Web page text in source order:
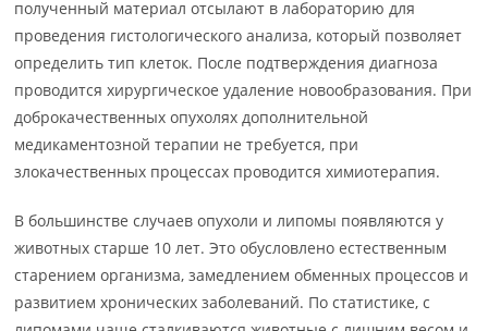
полученный материал отсылают в лабораторию для
проведения гистологического анализа, который позволяет
определить тип клеток. После подтверждения диагноза
проводится хирургическое удаление новообразования. При
доброкачественных опухолях дополнительной
медикаментозной терапии не требуется, при
злокачественных процессах проводится химиотерапия.
В большинстве случаев опухоли и липомы появляются у
животных старше 10 лет. Это обусловлено естественным
старением организма, замедлением обменных процессов и
развитием хронических заболеваний. По статистике, с